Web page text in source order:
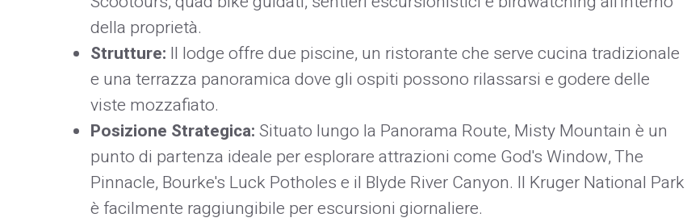
della proprietà.
Strutture: Il lodge offre due piscine, un ristorante che serve cucina tradizionale
e una terrazza panoramica dove gli ospiti possono rilassarsi e godere delle
viste mozzafiato.
Posizione Strategica:Situato lungo la Panorama Route, Misty Mountain è un
punto di partenza ideale per esplorare attrazioni come God's Window, The
Pinnacle, Bourke's Luck Potholes e il Blyde River Canyon. Il Kruger National Park
è facilmente raggiungibile per escursioni giornaliere.